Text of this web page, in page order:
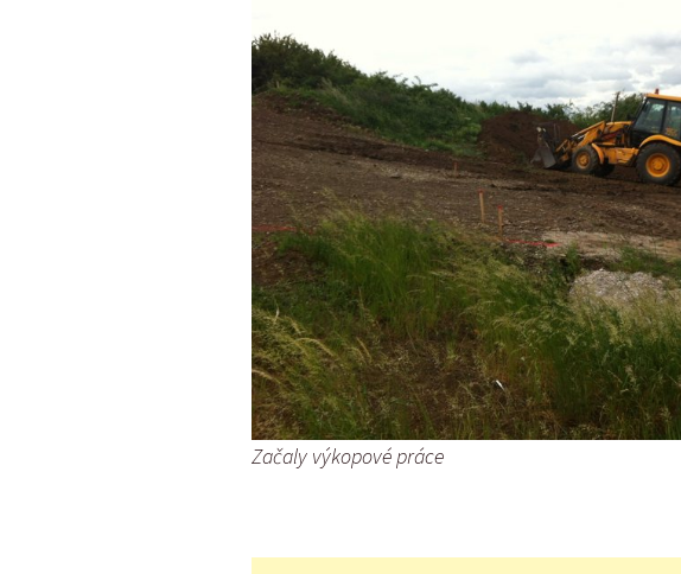
Začaly výkopové práce